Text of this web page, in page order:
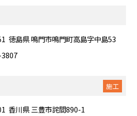
徳島県 鳴門市鳴門町高島字中島53
施工
香川県 三豊市詫間890-1